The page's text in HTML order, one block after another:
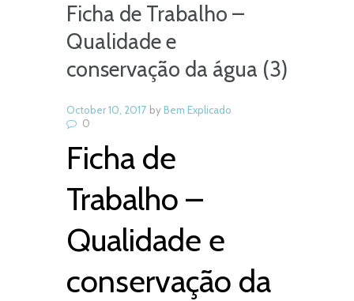
Ficha de Trabalho –
Qualidade e
conservação da água (3)
October 10, 2017 byBem Explicado
0
Ficha de
Trabalho –
Qualidade e
conservação da